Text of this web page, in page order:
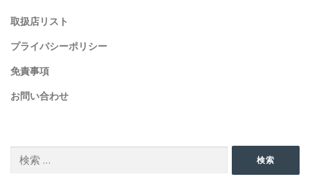
取扱店リスト
プライバシーポリシー
免責事項
お問い合わせ
索:
検索